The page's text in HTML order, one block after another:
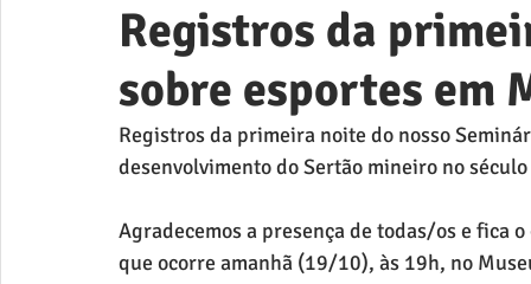
Registros da
sobre esportes em
Registros da primeira noite do nosso
desenvolvimento do Sertão mineiro no
Agradecemos a presença de todas/os e fica
que ocorre amanhã (19/10), às 19h, no